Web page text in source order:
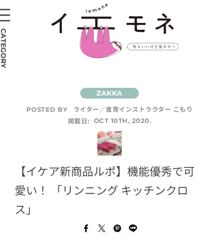
POSTED BY
ライター／食育インストラクター こもり
掲載日:
OCT 10TH, 2020.
【イケア新商品ルポ】機能優秀で可
愛い！ 「リンニング キッチンクロ
ス」